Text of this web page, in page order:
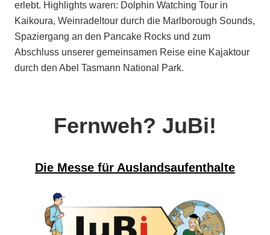
erlebt. Highlights waren: Dolphin Watching Tour in
Kaikoura, Weinradeltour durch die Marlborough Sounds,
Spaziergang an den Pancake Rocks und zum
Abschluss unserer gemeinsamen Reise eine Kajaktour
durch den Abel Tasmann National Park.
Fernweh? JuBi!
Die Messe für Auslandsaufenthalte